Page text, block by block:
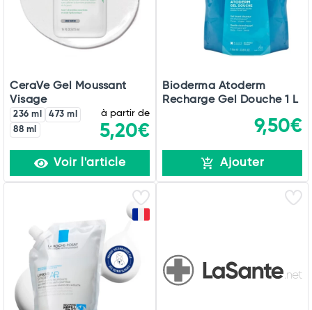
CeraVe Gel Moussant
Visage
236 ml
473 ml
88 ml
à partir de
5,20€
Voir l'article
Bioderma Atoderm
Recharge Gel Douche 1 L
9,50€
Ajouter